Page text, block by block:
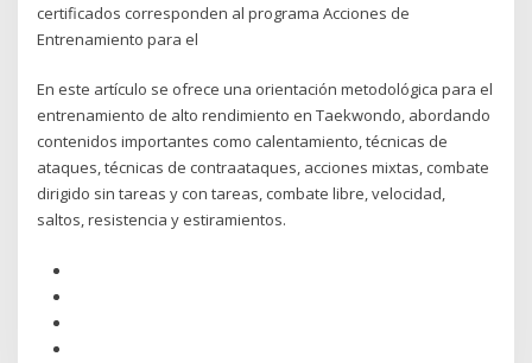
certificados corresponden al programa Acciones de
Entrenamiento para el
En este artículo se ofrece una orientación metodológica para el
entrenamiento de alto rendimiento en Taekwondo, abordando
contenidos importantes como calentamiento, técnicas de
ataques, técnicas de contraataques, acciones mixtas, combate
dirigido sin tareas y con tareas, combate libre, velocidad,
saltos, resistencia y estiramientos.